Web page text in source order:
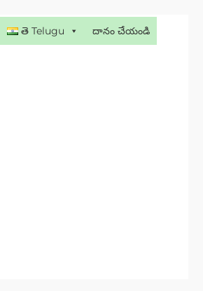
తె Telugu దానం చేయండి